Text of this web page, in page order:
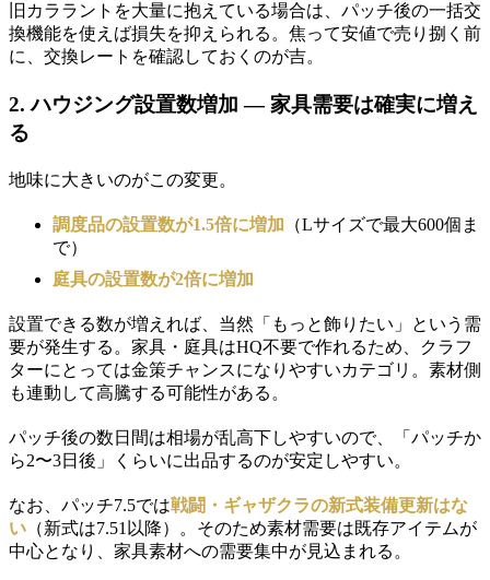
旧カララントを大量に抱えている場合は、パッチ後の一括交
換機能を使えば損失を抑えられる。焦って安値で売り捌く前
に、交換レートを確認しておくのが吉。
2. ハウジング設置数増加 — 家具需要は確実に増え
る
地味に大きいのがこの変更。
調度品の設置数が1.5倍に増加 （Lサイズで最大600個ま
で）
庭具の設置数が2倍に増加
設置できる数が増えれば、当然「もっと飾りたい」という需
要が発生する。家具・庭具はHQ不要で作れるため、クラフ
ターにとっては金策チャンスになりやすいカテゴリ。素材側
も連動して高騰する可能性がある。
パッチ後の数日間は相場が乱高下しやすいので、「パッチか
ら2〜3日後」くらいに出品するのが安定しやすい。
なお、パッチ7.5では戦闘・ギャザクラの新式装備更新はな
い （新式は7.51以降）。そのため素材需要は既存アイテムが
中心となり、家具素材への需要集中が見込まれる。